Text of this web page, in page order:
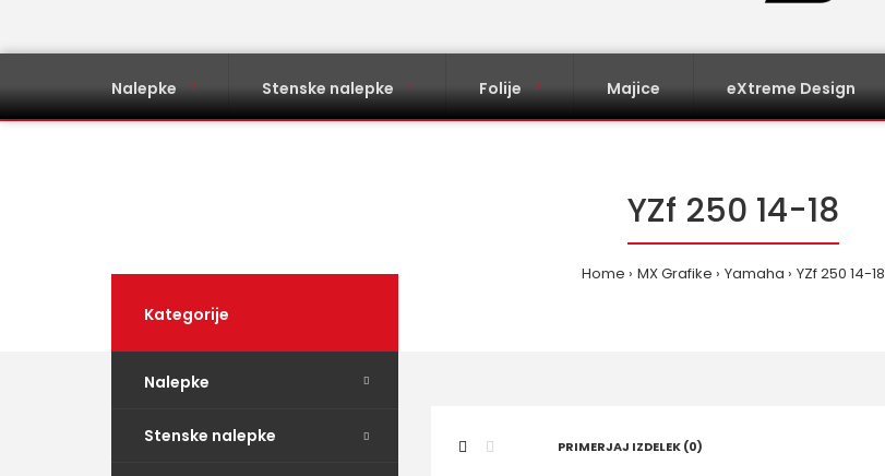
Nalepke Stenske nalepke Folije Majice eXtreme Design
YZf 250 14-18
Home MX Grafike Yamaha YZf 250 14-18
Kategorije
Nalepke
Stenske nalepke PRIMERJAJ IZDELEK (0)